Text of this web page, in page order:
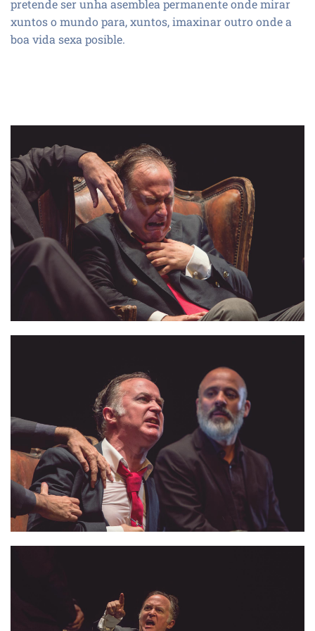
pretende ser unha asemblea permanente onde mirar
xuntos o mundo para, xuntos, imaxinar outro onde a
boa vida sexa posible.